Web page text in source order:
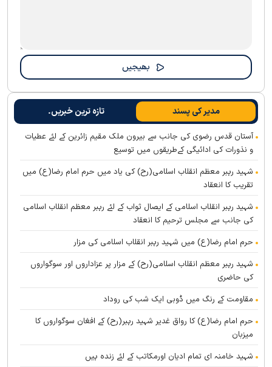
مدیر کی پسند تازہ ترین خبریں۔
آستان قدس رضوی کی جانب سے بیرون ملک مقیم زائرین کے لئے عطیات
و نذورات کی ادائیگی کےطریقوں میں توسیع
شہید رہبر معظم انقلاب اسلامی(رح) کی یاد میں حرم امام رضا(ع) میں
تقریب کا انعقاد
شہید رہبر انقلاب اسلامی کے ایصال ثواب کے لئے رہبر معظم انقلاب اسلامی
کی جانب سے مجلس ترحیم کا انعقاد
حرم امام رضا(ع) میں شہید رہبر انقلاب اسلامی کی مزار
شہید رہبر معظم انقلاب اسلامی(رح) کے مزار پر عزاداروں اور سوگواروں
کی حاضری
مقاومت کے رنگ میں ڈوبی ایک شب کی روداد
حرم امام رضا(ع) کا رواق غدیر شہید رہبر(رح) کے افغان سوگواروں کا
میزبان
شہید خامنہ ای تمام ادیان اورمکاتب کے لئے زندہ ہيں